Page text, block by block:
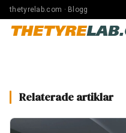
thetyrelab.com · Blogg
THETYRE
Relaterade artiklar